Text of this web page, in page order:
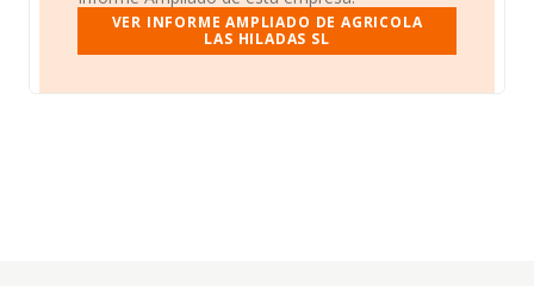
VER INFORME AMPLIADO DE AGRICOLA
LAS HILADAS SL